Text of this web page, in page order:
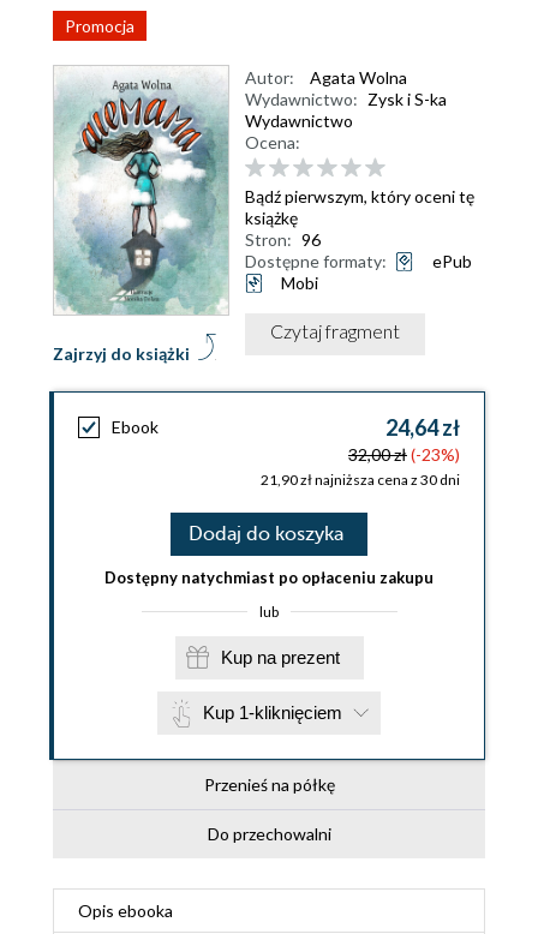
Promocja
Zajrzyj do książki
Autor:
Agata Wolna
Wydawnictwo: Zysk i S-ka
Wydawnictwo
Ocena:
Bądź pierwszym, który oceni tę
książkę
Stron: 96
Dostępne formaty:
ePub
Mobi
Czytaj fragment
Ebook 24,64 zł
32,00 zł(-23%)
21,90 zł najniższa cena z 30 dni
Dodaj do koszyka
Dostępny natychmiast po opłaceniu zakupu
lub
Kup na prezent
Kup 1-kliknięciem
Przenieś na półkę
Do przechowalni
Opis ebooka